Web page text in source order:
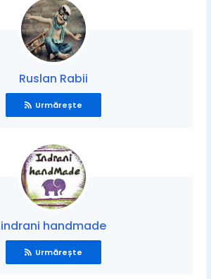
Ruslan Rabii
Urmărește
indrani handmade
Urmărește